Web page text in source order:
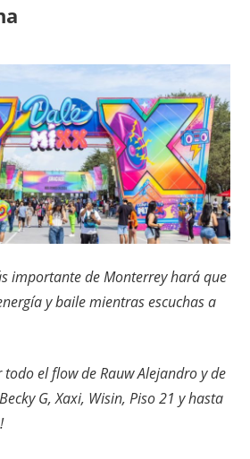
M
é
x
i
c
o
N
o
importante de Monterrey hará que
y baile mientras escuchas a
el flow de Rauw Alejandro y de
G, Xaxi, Wisin, Piso 21 y hasta